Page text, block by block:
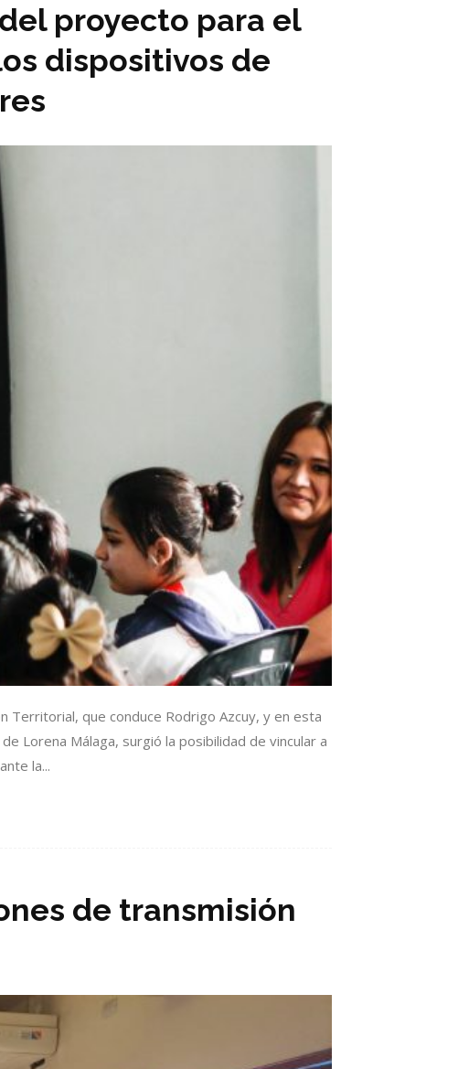
proyecto para el
dispositivos de
Territorial, que conduce Rodrigo Azcuy, y en esta
Lorena Málaga, surgió la posibilidad de vincular a
la...
de transmisión